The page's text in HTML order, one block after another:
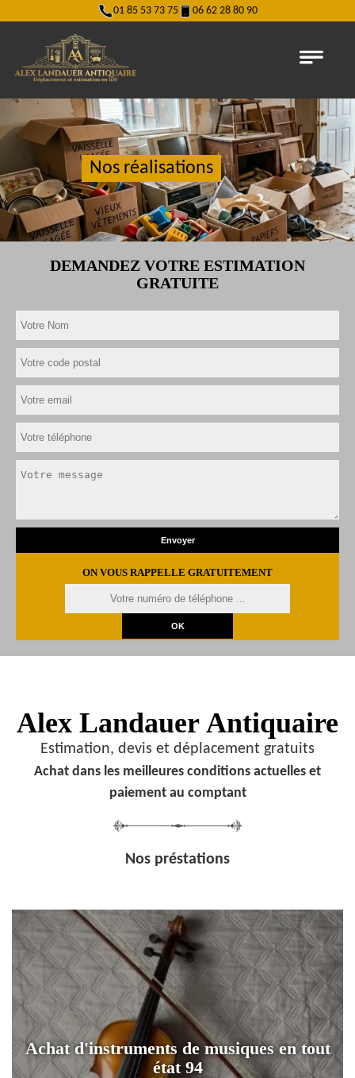
01 85 53 73 75 06 62 28 80 90
Nos réalisations
DEMANDEZ VOTRE ESTIMATION
GRATUITE
ON VOUS RAPPELLE GRATUITEMENT
Alex Landauer Antiquaire
Estimation, devis et déplacement gratuits
Achat dans les meilleures conditions actuelles et
paiement au comptant
Nos préstations
Achat d'instruments de musiques en tout
état 94